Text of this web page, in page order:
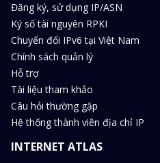
Đăng ký, sử dụng IP/ASN
Ký số tài nguyên RPKI
Chuyển đổi IPv6 tại Việt Nam
Chính sách quản lý
Hỗ trợ
Tài liệu tham khảo
Câu hỏi thường gặp
Hệ thống thành viên địa chỉ IP
INTERNET ATLAS